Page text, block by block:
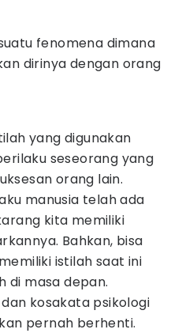
fenomena dimana
dirinya dengan orang
yang digunakan
seseorang yang
orang lain.
manusia telah ada
kita memiliki
Bahkan, bisa
istilah saat ini
di masa depan.
kosakata psikologi
pernah berhenti.